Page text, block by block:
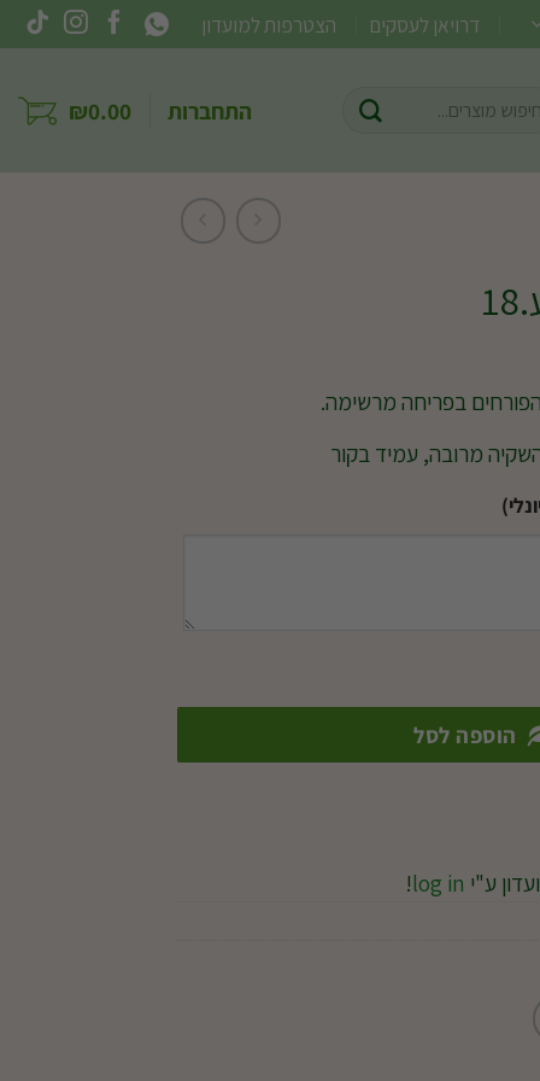
דרויאן לעסקים הצטרפות למועדון
התחברות ₪0.00
בפריחה מרשימה.
מרובה, עמיד בקור
הוספה לסל
ע"י log in
!